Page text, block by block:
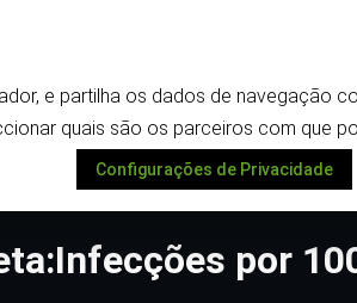
por
e partilha os dados de navegação
quais são os parceiros com que
Configurações de Privacidade